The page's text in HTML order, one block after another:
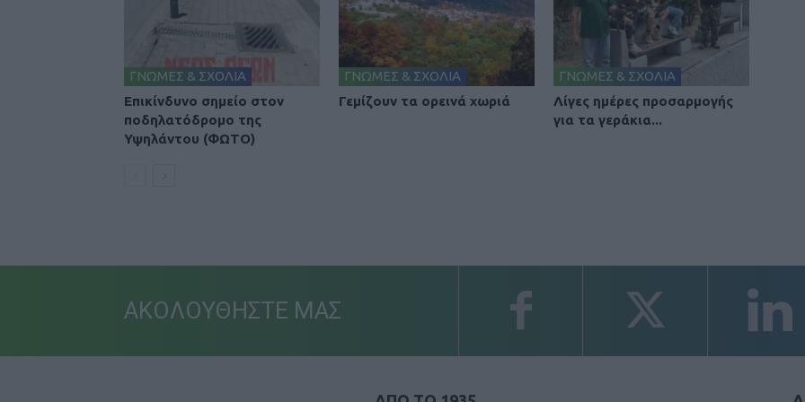
ΓΝΩΜΕΣ & ΣΧΟΛΙΑ
Επικίνδυνο σημείο στον
ποδηλατόδρομο της
Υψηλάντου (ΦΩΤΟ)
ΓΝΩΜΕΣ & ΣΧΟΛΙΑ
Γεμίζουν τα ορεινά χωριά
ΓΝΩΜΕΣ & ΣΧΟΛΙΑ
Λίγες ημέρες προσαρμογής
για τα γεράκια...
ΑΚΟΛΟΥΘΗΣΤΕ ΜΑΣ